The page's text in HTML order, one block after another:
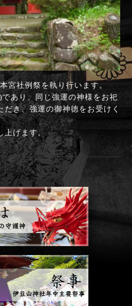
宮社例祭を執り行います。
あり、同じ強運の神様をお祀
き、強運の御神徳をお受けく
上げます。